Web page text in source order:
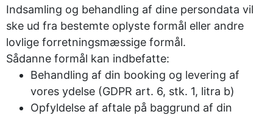
Indsamling og behandling af dine persondata vil
ske ud fra bestemte oplyste formål eller andre
lovlige forretningsmæssige formål.
Sådanne formål kan indbefatte:
Behandling af din booking og levering af
vores ydelse (GDPR art. 6, stk. 1, litra b)
Opfyldelse af aftale på baggrund af din